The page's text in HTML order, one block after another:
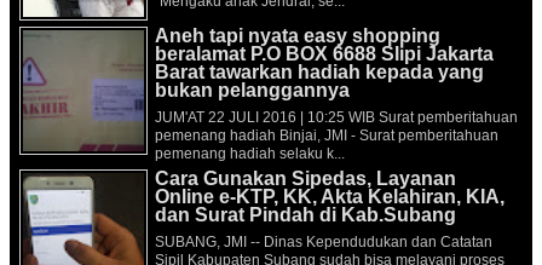
Aneh tapi nyata easy shopping
beralamat P.O BOX 6688 Slipi Jakarta
Barat tawarkan hadiah kepada yang
bukan pelanggannya
JUM'AT 22 JULI 2016 | 10:25 WIB Surat pemberitahuan
pemenang hadiah Binjai, JMI - Surat pemberitahuan
pemenang hadiah selaku k...
Cara Gunakan Sipedas, Layanan
Online e-KTP, KK, Akta Kelahiran, KIA,
dan Surat Pindah di Kab.Subang
SUBANG, JMI -- Dinas Kependudukan dan Catatan
Sipil Kabupaten Subang sudah bisa melayani proses